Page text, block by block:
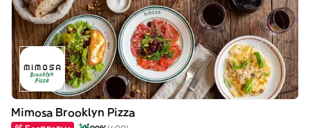
Mimosa Brooklyn Pizza